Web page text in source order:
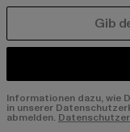
Informationen dazu, wie
in unserer
abmelden.